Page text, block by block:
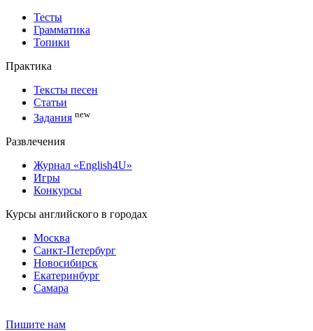
Тесты
Грамматика
Топики
Практика
Тексты песен
Статьи
Задания new
Развлечения
Журнал «English4U»
Игры
Конкурсы
Курсы английского в городах
Москва
Санкт-Петербург
Новосибирск
Екатеринбург
Самара
Пишите нам